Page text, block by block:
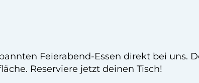
Feierabend-Essen direkt bei uns.
Reserviere jetzt deinen Tisch!